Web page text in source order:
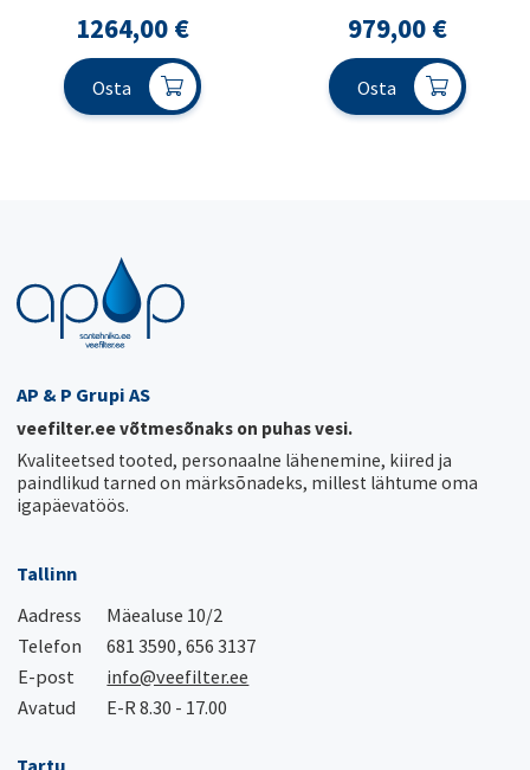
1264,00 €
Osta
979,00 €
Osta
AP & P Grupi AS
veefilter.ee võtmesõnaks on puhas vesi.
Kvaliteetsed tooted, personaalne lähenemine, kiired ja
paindlikud tarned on märksõnadeks, millest lähtume oma
igapäevatöös.
Tallinn
Aadress
Mäealuse 10/2
Telefon
681 3590, 656 3137
E-post
info@veefilter.ee
Avatud
E-R 8.30 - 17.00
Tartu